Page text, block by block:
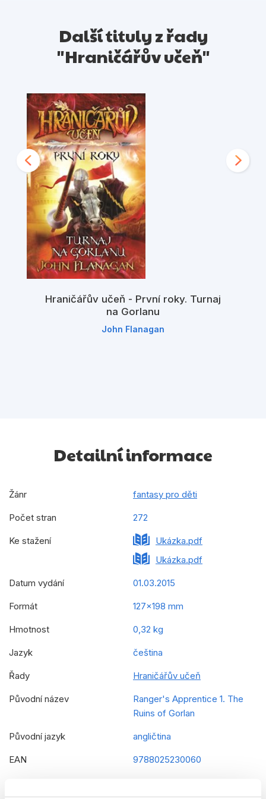
Další tituly z řady
"Hraničářův učeň"
Hraničářův učeň - První roky. Turnaj
na Gorlanu
John Flanagan
Detailní informace
Žánr fantasy pro děti
Počet stran 272
Ke stažení
Ukázka.pdf
Ukázka.pdf
Datum vydání 01.03.2015
Formát 127x198 mm
Hmotnost 0,32 kg
Jazyk čeština
Řady Hraničářův učeň
Původní název
Ranger's Apprentice 1. The
Ruins of Gorlan
Původní jazyk angličtina
EAN 9788025230060